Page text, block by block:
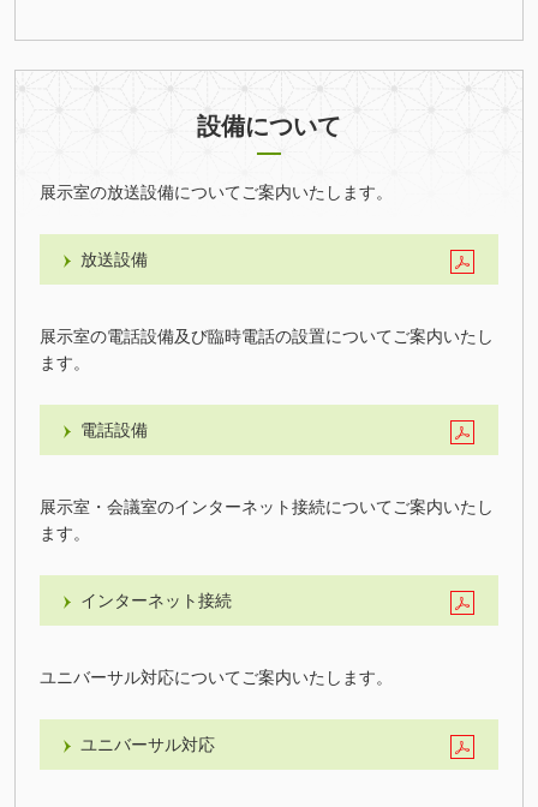
設備について
展示室の放送設備についてご案内いたします。
放送設備
展示室の電話設備及び臨時電話の設置についてご案内いたし
ます。
電話設備
展示室・会議室のインターネット接続についてご案内いたし
ます。
インターネット接続
ユニバーサル対応についてご案内いたします。
ユニバーサル対応